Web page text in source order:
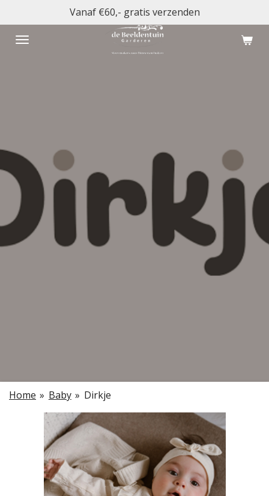
direct
naar
Vanaf €60,- gratis verzenden
Home » Baby » Dirkje